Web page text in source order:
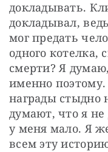
докладывать.
докладывал,
мог предать
одного котелка,
смерти? Я
именно
награды стыдно
думают, что я не
у меня мало. Я
всем эту